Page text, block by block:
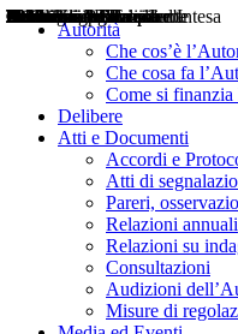
Autorità
Che cos’è
Che cosa fa
Come si finanzia
Delibere
Atti e Documenti
Accordi e
Atti di
Pareri,
Relazioni annuali
Relazioni su
Consultazioni
Audizioni
Misure di
Delibere
Pareri
Consultazioni
Audizioni
Atti di Segnalazione
Accordi e Protocolli d'Intesa
Relazioni annuali
Misure di regolazione
Notizie
Comunicati Stampa
Bollettini ART
Convegni ART
Interviste del Presidente
Articoli in primo piano
Interventi del Presidente
2004
2005
2010
2013
2014
2015
2016
2017
2018
2019
202
2020
2021
2022
2023
2024
2025
2026
Aereo
Marittimo
Terrestre